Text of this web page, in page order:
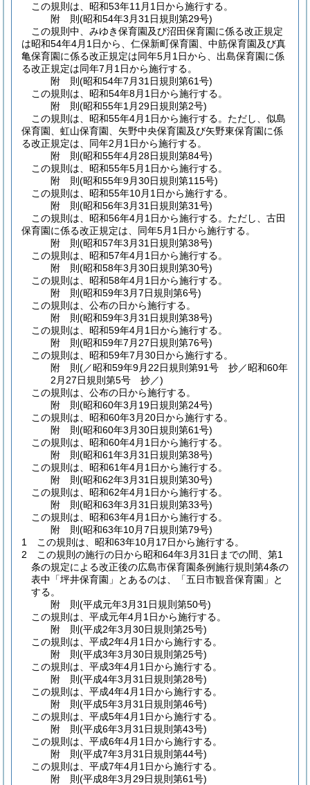
この規則は、昭和53年11月1日から施行する。
附 則(昭和54年3月31日規則第29号)
この規則中、みゆき保育園及び沼田保育園に係る改正規定
は昭和54年4月1日から、仁保新町保育園、中筋保育園及び真
亀保育園に係る改正規定は同年5月1日から、出島保育園に係
る改正規定は同年7月1日から施行する。
附 則(昭和54年7月31日規則第61号)
この規則は、昭和54年8月1日から施行する。
附 則(昭和55年1月29日規則第2号)
この規則は、昭和55年4月1日から施行する。 ただし、似島
保育園、虹山保育園、矢野中央保育園及び矢野東保育園に係
る改正規定は、同年2月1日から施行する。
附 則(昭和55年4月28日規則第84号)
この規則は、昭和55年5月1日から施行する。
附 則(昭和55年9月30日規則第115号)
この規則は、昭和55年10月1日から施行する。
附 則(昭和56年3月31日規則第31号)
この規則は、昭和56年4月1日から施行する。 ただし、古田
保育園に係る改正規定は、同年5月1日から施行する。
附 則(昭和57年3月31日規則第38号)
この規則は、昭和57年4月1日から施行する。
附 則(昭和58年3月30日規則第30号)
この規則は、昭和58年4月1日から施行する。
附 則(昭和59年3月7日規則第6号)
この規則は、公布の日から施行する。
附 則(昭和59年3月31日規則第38号)
この規則は、昭和59年4月1日から施行する。
附 則(昭和59年7月27日規則第76号)
この規則は、昭和59年7月30日から施行する。
附 則(／昭和59年9月22日規則第91号 抄／昭和60年
2月27日規則第5号 抄／)
この規則は、公布の日から施行する。
附 則(昭和60年3月19日規則第24号)
この規則は、昭和60年3月20日から施行する。
附 則(昭和60年3月30日規則第61号)
この規則は、昭和60年4月1日から施行する。
附 則(昭和61年3月31日規則第38号)
この規則は、昭和61年4月1日から施行する。
附 則(昭和62年3月31日規則第30号)
この規則は、昭和62年4月1日から施行する。
附 則(昭和63年3月31日規則第33号)
この規則は、昭和63年4月1日から施行する。
附 則(昭和63年10月7日規則第79号)
1
この規則は、昭和63年10月17日から施行する。
2
この規則の施行の日から昭和64年3月31日までの間、第1
条の規定による改正後の広島市保育園条例施行規則第4条の
表中「坪井保育園」とあるのは、「五日市観音保育園」と
する。
附 則(平成元年3月31日規則第50号)
この規則は、平成元年4月1日から施行する。
附 則(平成2年3月30日規則第25号)
この規則は、平成2年4月1日から施行する。
附 則(平成3年3月30日規則第25号)
この規則は、平成3年4月1日から施行する。
附 則(平成4年3月31日規則第28号)
この規則は、平成4年4月1日から施行する。
附 則(平成5年3月31日規則第46号)
この規則は、平成5年4月1日から施行する。
附 則(平成6年3月31日規則第43号)
この規則は、平成6年4月1日から施行する。
附 則(平成7年3月31日規則第44号)
この規則は、平成7年4月1日から施行する。
附 則(平成8年3月29日規則第61号)